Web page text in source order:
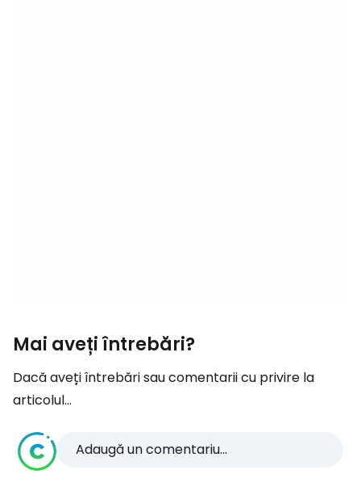
Mai aveți întrebări?
Dacă aveți întrebări sau comentarii cu privire la
articolul...
Adaugă un comentariu...